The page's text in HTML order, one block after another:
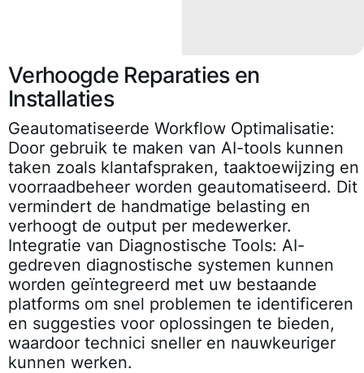
Verhoogde Reparaties en
Installaties
Geautomatiseerde Workflow Optimalisatie:
Door gebruik te maken van AI-tools kunnen
taken zoals klantafspraken, taaktoewijzing en
voorraadbeheer worden geautomatiseerd. Dit
vermindert de handmatige belasting en
verhoogt de output per medewerker.
Integratie van Diagnostische Tools: AI-
gedreven diagnostische systemen kunnen
worden geïntegreerd met uw bestaande
platforms om snel problemen te identificeren
en suggesties voor oplossingen te bieden,
waardoor technici sneller en nauwkeuriger
kunnen werken.